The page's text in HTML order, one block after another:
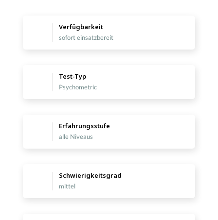
Verfügbarkeit
sofort einsatzbereit
Test-Typ
Psychometric
Erfahrungsstufe
alle Niveaus
Schwierigkeitsgrad
mittel